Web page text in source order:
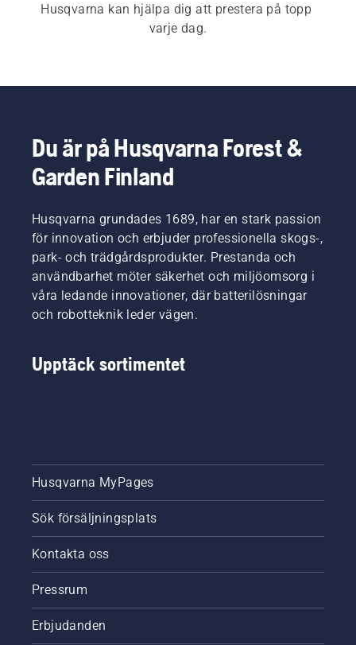
Husqvarna kan hjälpa dig att prestera på topp
varje dag.
Du är på Husqvarna Forest &
Garden Finland
Husqvarna grundades 1689, har en stark passion
för innovation och erbjuder professionella skogs-,
park- och trädgårdsprodukter. Prestanda och
användbarhet möter säkerhet och miljöomsorg i
våra ledande innovationer, där batterilösningar
och robotteknik leder vägen.
Upptäck sortimentet
Husqvarna MyPages
Sök försäljningsplats
Kontakta oss
Pressrum
Erbjudanden